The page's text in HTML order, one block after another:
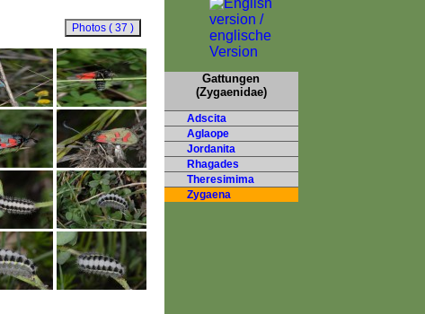
Gattungen
(Zygaenidae)
Adscita
Aglaope
Jordanita
Rhagades
Theresimima
Zygaena